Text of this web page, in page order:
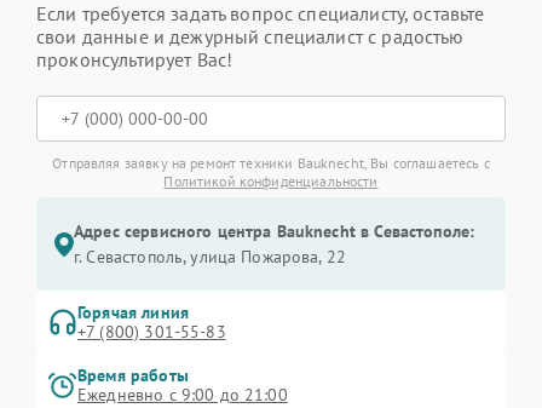
Если требуется задать вопрос специалисту, оставьте
свои данные и дежурный специалист с радостью
проконсультирует Вас!
Отправляя заявку на ремонт техники Bauknecht, Вы соглашаетесь с
Политикой конфиденциальности
Адрес сервисного центра Bauknecht в Севастополе:
г. Севастополь, улица Пожарова, 22
Горячая линия
+7 (800) 301-55-83
Время работы
Ежедневно с 9:00 до 21:00